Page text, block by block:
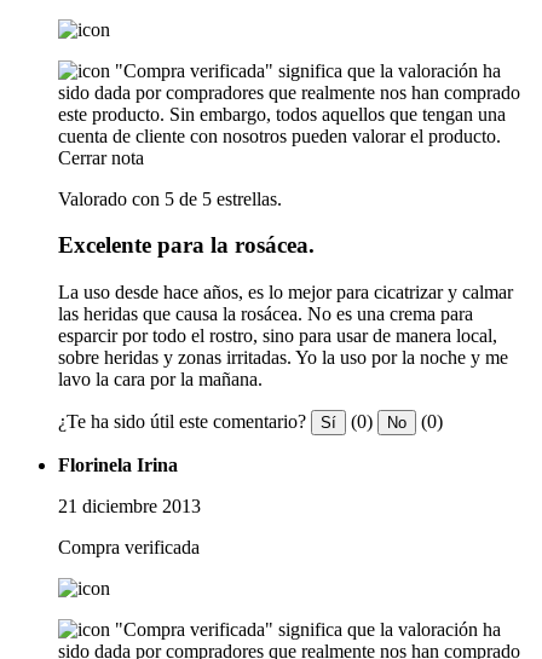
"Compra verificada" significa que la valoración ha
sido dada por compradores que realmente nos han comprado
este producto. Sin embargo, todos aquellos que tengan una
cuenta de cliente con nosotros pueden valorar el producto.
Cerrar nota
Valorado con 5 de 5 estrellas.
Excelente para la rosácea.
La uso desde hace años, es lo mejor para cicatrizar y calmar
las heridas que causa la rosácea. No es una crema para
esparcir por todo el rostro, sino para usar de manera local,
sobre heridas y zonas irritadas. Yo la uso por la noche y me
lavo la cara por la mañana.
¿Te ha sido útil este comentario? Sí (0) No (0)
Florinela Irina
21 diciembre 2013
Compra verificada
"Compra verificada" significa que la valoración ha
sido dada por compradores que realmente nos han comprado